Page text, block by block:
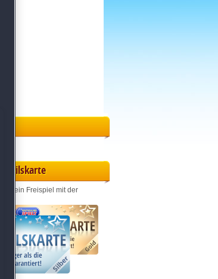
Vorteilskarte
ein Freispiel mit der